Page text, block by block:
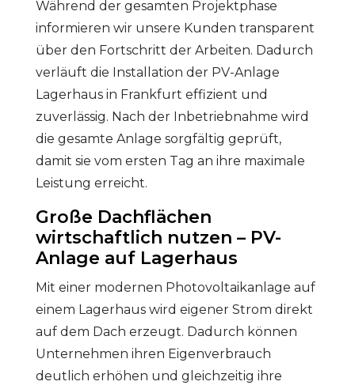
Während der gesamten Projektphase
informieren wir unsere Kunden transparent
über den Fortschritt der Arbeiten. Dadurch
verläuft die Installation der PV-Anlage
Lagerhaus in Frankfurt effizient und
zuverlässig. Nach der Inbetriebnahme wird
die gesamte Anlage sorgfältig geprüft,
damit sie vom ersten Tag an ihre maximale
Leistung erreicht.
Große Dachflächen
wirtschaftlich nutzen – PV-
Anlage auf Lagerhaus
Mit einer modernen Photovoltaikanlage auf
einem Lagerhaus wird eigener Strom direkt
auf dem Dach erzeugt. Dadurch können
Unternehmen ihren Eigenverbrauch
deutlich erhöhen und gleichzeitig ihre